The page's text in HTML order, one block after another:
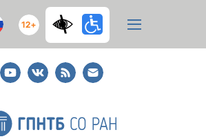
12+
YoutubeВКонтакте
RSS
E-
mail
подписка